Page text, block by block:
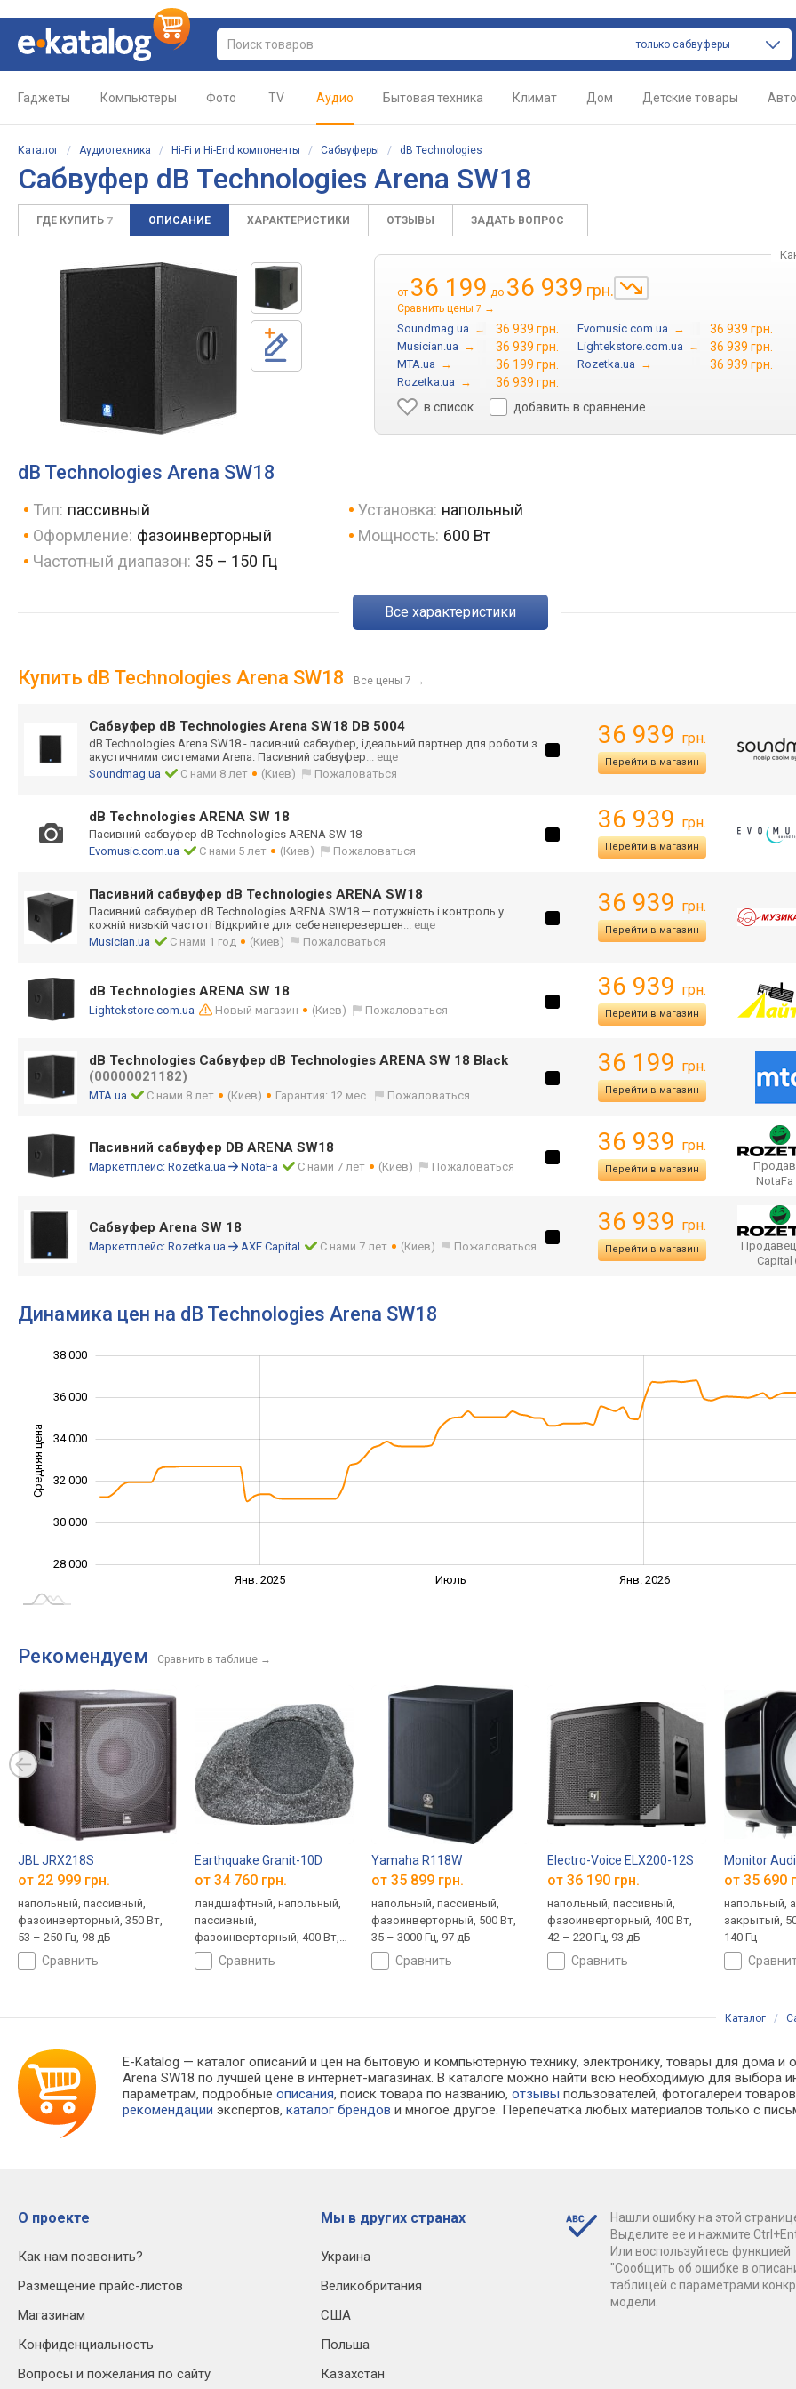
только сабвуферы
Гаджеты Компьютеры Фото TV Аудио Бытовая техника Климат Дом Детские товары Авто
Каталог / Аудиотехника / Hi-Fi и Hi-End компоненты / Сабвуферы / dB Technologies
Сабвуфер dB Technologies Arena SW18
ГДЕ КУПИТЬ 7 ОПИСАНИЕ ХАРАКТЕРИСТИКИ ОТЗЫВЫ ЗАДАТЬ ВОПРОС
от 36 199 до 36 939 грн.
Сравнить цены 7 →
Soundmag.ua → 36 939 грн. Evomusic.com.ua → 36 939 грн.
Musician.ua → 36 939 грн. Lightekstore.com.ua → 36 939 грн.
MTA.ua → 36 199 грн. Rozetka.ua → 36 939 грн.
Rozetka.ua →
36 939 грн.
в список
добавить в сравнение
dB Technologies Arena SW18
Тип: пассивный Установка: напольный
Оформление: фазоинверторный Мощность: 600 Вт
Частотный диапазон: 35 – 150 Гц
Все характеристики
Купить dB Technologies Arena SW18 Все цены 7 →
Сабвуфер dB Technologies Arena SW18 DB 5004
dB Technologies Arena SW18 - пасивний сабвуфер, ідеальний партнер для роботи з
акустичними системами Arena. Пасивний сабвуфер... еще
Soundmag.ua
С нами 8 лет (Киев) Пожаловаться
36 939 грн.
Перейти в магазин
dB Technologies ARENA SW 18
Пасивний сабвуфер dB Technologies ARENA SW 18
Evomusic.com.ua
С нами 5 лет (Киев) Пожаловаться
36 939 грн.
Перейти в магазин
Пасивний сабвуфер dB Technologies ARENA SW18
Пасивний сабвуфер dB Technologies ARENA SW18 — потужність і контроль у
кожній низькій частоті Відкрийте для себе неперевершен... еще
Musician.ua
С нами 1 год (Киев) Пожаловаться
36 939 грн.
Перейти в магазин
dB Technologies ARENA SW 18
Lightekstore.com.ua Новый магазин (Киев) Пожаловаться
36 939 грн.
Перейти в магазин
dB Technologies Сабвуфер dB Technologies ARENA SW 18 Black
(00000021182)
MTA.ua С нами 8 лет (Киев) Гарантия: 12 мес. Пожаловаться
36 199 грн.
Перейти в магазин
Пасивний сабвуфер DB ARENA SW18
Маркетплейс: Rozetka.ua NotaFa С нами 7 лет (Киев) Пожаловаться
36 939 грн.
Перейти в магазин
NotaFa
Сабвуфер Arena SW 18
Маркетплейс: Rozetka.ua AXE Capital С нами 7 лет (Киев) Пожаловаться
36 939 грн.
Перейти в магазин
Capital
Динамика цен на dB Technologies Arena SW18
Средняя цена
28 000
30 000
32 000
34 000
36 000
38 000
Янв. 2025 Июль Янв. 2026
Рекомендуем Сравнить в таблице →
JBL JRX218S
от 22 999 грн.
напольный, пассивный,
фазоинверторный, 350 Вт,
53 – 250 Гц, 98 дБ
сравнить
Earthquake Granit-10D
от 34 760 грн.
ландшафтный, напольный,
пассивный,
фазоинверторный, 400 Вт,
30 – 100 Гц, 92 дБ
сравнить
Yamaha R118W
от 35 899 грн.
напольный, пассивный,
фазоинверторный, 500 Вт,
35 – 3000 Гц, 97 дБ
сравнить
Electro-Voice ELX200-12S
от 36 190 грн.
напольный, пассивный,
фазоинверторный, 400 Вт,
42 – 220 Гц, 93 дБ
сравнить
Monitor
от 35 690
напольный,
закрытый,
140 Гц
Каталог /
E-Katalog — каталог описаний и цен на бытовую и компьютерную технику, электронику, товары для дома
Arena SW18 по лучшей цене в интернет-магазинах. В каталоге можно найти всю необходимую для
параметрам, подробныеописания, поиск товара по названию,отзывы пользователей, фотогалереи
рекомендации экспертов,каталог брендов и многое другое. Перепечатка любых материалов только с
О проекте
Как нам позвонить?
Размещение прайс-листов
Магазинам
Конфиденциальность
Вопросы и пожелания по сайту
Мы в других странах
Украина
Великобритания
США
Польша
Казахстан
Нашли ошибку на этой
Выделите ее и нажмите
Или воспользуйтесь функцией
"Сообщить об ошибке в
таблицей с параметрами
модели.